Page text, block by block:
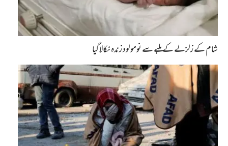
شام کے زلزلے کے ملبے سے نومولود زندہ نکالا گیا